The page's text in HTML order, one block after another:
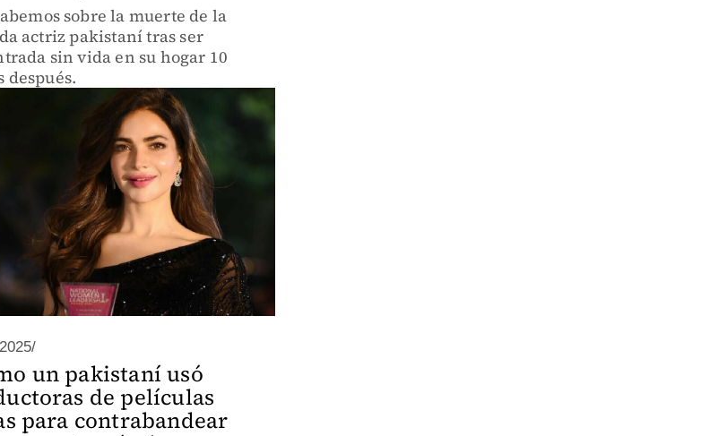
sobre la muerte de la
actriz pakistaní tras ser
sin vida en su hogar 10
después.
un pakistaní usó
de películas
para contrabandear